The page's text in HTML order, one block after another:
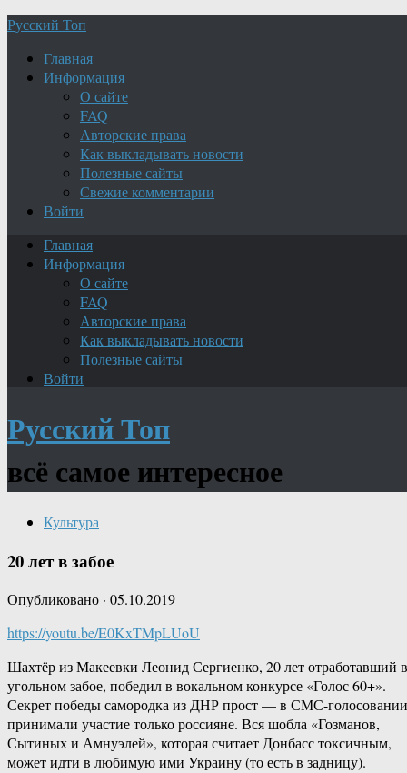
Русский Топ
Главная
Информация
О сайте
FAQ
Авторские права
Как выкладывать новости
Полезные сайты
Свежие комментарии
Войти
Главная
Информация
О сайте
FAQ
Авторские права
Как выкладывать новости
Полезные сайты
Войти
Русский Топ
всё самое интересное
Культура
20 лет в забое
Опубликовано · 05.10.2019
https://youtu.be/E0KxTMpLUoU
Шахтёр из Макеевки Леонид Сергиенко, 20 лет отработавший в
угольном забое, победил в вокальном конкурсе «Голос 60+».
Секрет победы самородка из ДНР прост — в СМС-голосовании
принимали участие только россияне. Вся шобла «Гозманов,
Сытиных и Амнуэлей», которая считает Донбасс токсичным,
может идти в любимую ими Украину (то есть в задницу).